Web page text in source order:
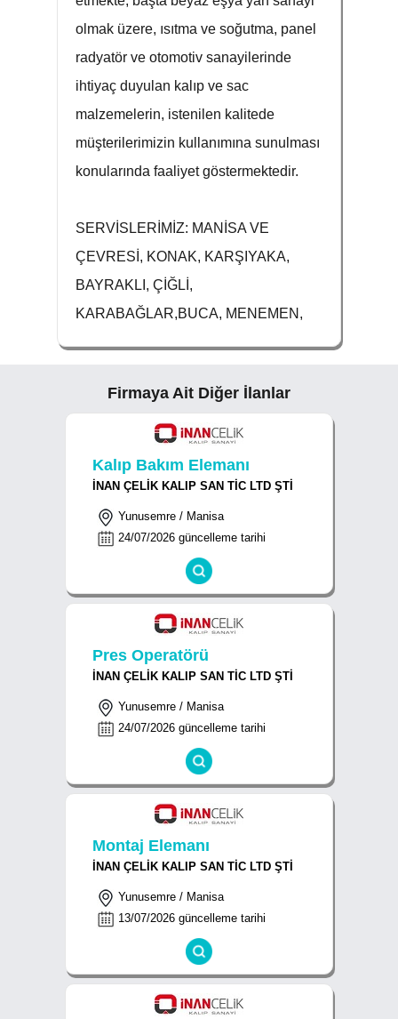
olmak üzere, ısıtma ve soğutma, panel
radyatör ve otomotiv sanayilerinde
ihtiyaç duyulan kalıp ve sac
malzemelerin, istenilen kalitede
müşterilerimizin kullanımına sunulması
konularında faaliyet göstermektedir.
SERVİSLERİMİZ: MANİSA VE
ÇEVRESİ, KONAK, KARŞIYAKA,
BAYRAKLI, ÇİĞLİ,
KARABAĞLAR,BUCA, MENEMEN,
Firmaya Ait Diğer İlanlar
Kalıp Bakım Elemanı
İNAN ÇELİK KALIP SAN TİC LTD ŞTİ
Yunusemre / Manisa
24/07/2026 güncelleme tarihi
Pres Operatörü
İNAN ÇELİK KALIP SAN TİC LTD ŞTİ
Yunusemre / Manisa
24/07/2026 güncelleme tarihi
Montaj Elemanı
İNAN ÇELİK KALIP SAN TİC LTD ŞTİ
Yunusemre / Manisa
13/07/2026 güncelleme tarihi